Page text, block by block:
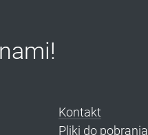
Kontakt
Pliki do pobrania